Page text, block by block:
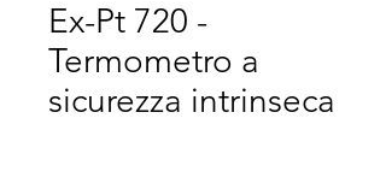
Ex-Pt 720 -
Termometro a
sicurezza intrinseca